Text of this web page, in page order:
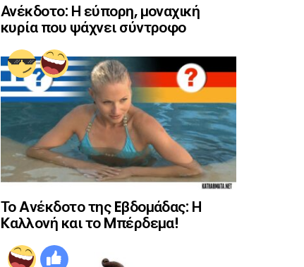
Ανέκδοτο: Η εύπορη, μοναχική
κυρία που ψάχνει σύντροφο
Το Aνέκδοτο της Eβδομάδας: Η
Kαλλονή και το Mπέρδεμα!